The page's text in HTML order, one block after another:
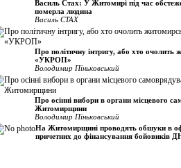
Василь Стах: У Житомирі під час
померла людина
Василь СТАХ
Про політичну інтригу, або хто очолить
«УКРОП»
Володимир Піньковський
Про осінні вибори в органи місцевого
Житомирщини
Володимир Піньковський
На Житомирщині проводять обшуки в
причетних до фінансування бойовиків